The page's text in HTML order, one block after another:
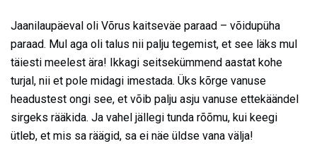
Jaanilaupäeval oli Võrus kaitseväe paraad – võidupüha
paraad. Mul aga oli talus nii palju tegemist, et see läks mul
täiesti meelest ära! Ikkagi seitsekümmend aastat kohe
turjal, nii et pole midagi imestada. Üks kõrge vanuse
headustest ongi see, et võib palju asju vanuse ettekäändel
sirgeks rääkida. Ja vahel jällegi tunda rõõmu, kui keegi
ütleb, et mis sa räägid, sa ei näe üldse vana välja!